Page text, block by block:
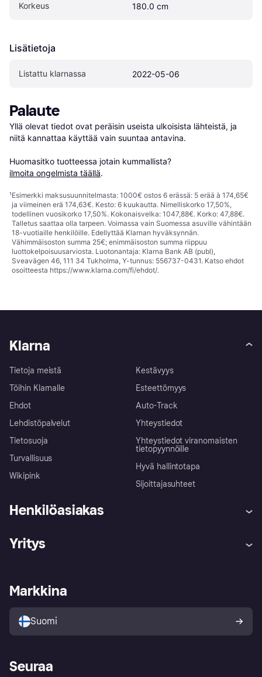
Korkeus 180.0 cm
Lisätietoja
Listattu klarnassa 2022-05-06
Palaute
Yllä olevat tiedot ovat peräisin useista ulkoisista lähteistä, ja
niitä kannattaa käyttää vain suuntaa antavina.
Huomasitko tuotteessa jotain kummallista?
ilmoita ongelmista täällä.
¹Esimerkki maksusuunnitelmasta: 1000€ ostos 6 erässä: 5 erää à 174,65€
ja viimeinen erä 174,63€. Kesto: 6 kuukautta. Nimelliskorko 17,50%,
todellinen vuosikorko 17,50%. Kokonaisvelka: 1047,88€. Korko: 47,88€.
Talletus saattaa olla tarpeen. Voimassa vain Suomessa asuville vähintään
18-vuotiaille henkilöille. Edellyttää Klarnan hyväksynnän.
Vähimmäisoston summa 25€; enimmäisoston summa riippuu
luottokelpoisuusarviosta. Luotonantaja: Klarna Bank AB (publ),
Sveavägen 46, 111 34 Tukholma, Y-tunnus: 556737-0431. Katso ehdot
osoitteesta https://www.klarna.com/fi/ehdot/.
Klarna
Tietoja meistä
Töihin Klarnalle
Ehdot
Lehdistöpalvelut
Tietosuoja
Turvallisuus
Wikipink
Kestävyys
Esteettömyys
Auto-Track
Yhteystiedot
Yhteystiedot viranomaisten
tietopyynnöille
Hyvä hallintotapa
Sijoittajasuhteet
Henkilöasiakas
Ohje
Kirjaudu sisään
Tutustu kauppoihin
Ostajan turva
Yritys
Kirjaudu sisään yrityksenä
Markkina
Suomi
Seuraa